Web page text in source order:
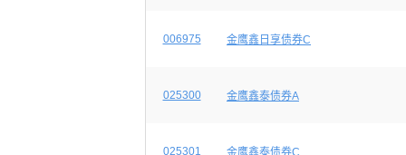
006975 金鹰鑫日享债券C
025300 金鹰鑫泰债券A
025301 金鹰鑫泰债券C